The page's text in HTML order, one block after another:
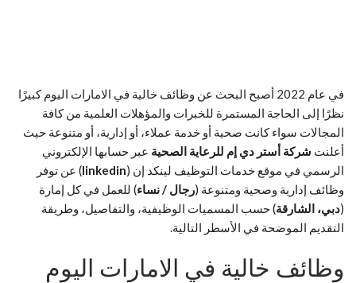
في عام 2022 أصبح البحث عن وظائف خالية في الامارات اليوم كبيرًا
نظرًا إلى الحاجة المستمرة للخبرات والمؤهلات العلمية من كافة
المجالات سواء كانت صحية أو خدمة عملاء، أو إدارية، أو متنوعة حيث
أعلنت شركة أستر دي إم للرعاية الصحية عبر حسابها الإلكتروني
الرسمي في موقع خدمات التوظيف لينكد إن (linkedin) عن توفر
وظائف إدارية وصحية ومتنوعة (رجال / نساء) للعمل في كل إمارة
(دبي، الشارقة) حسب المسميات الوظيفية، والتفاصيل، وطريقة
التقديم الموضحة في الأسطر التالية.
وظائف خالية في الامارات اليوم